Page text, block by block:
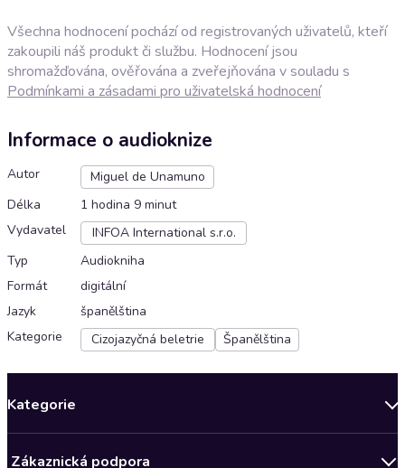
Všechna hodnocení pochází od registrovaných uživatelů, kteří
zakoupili náš produkt či službu. Hodnocení jsou
shromažďována, ověřována a zveřejňována v souladu s
Podmínkami a zásadami pro uživatelská hodnocení
Informace o audioknize
Autor
Miguel de Unamuno
Délka
1 hodina 9 minut
Vydavatel
INFOA International s.r.o.
Typ
Audiokniha
Formát
digitální
Jazyk
španělština
Kategorie
Cizojazyčná beletrie Španělština
Kategorie
Zákaznická podpora